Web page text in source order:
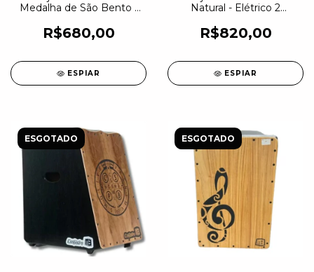
Medalha de São Bento -
R$680,00
ESPIAR
Natural - Elétrico 2
R$820,00
ESPIAR
ESGOTADO ESGOTADO